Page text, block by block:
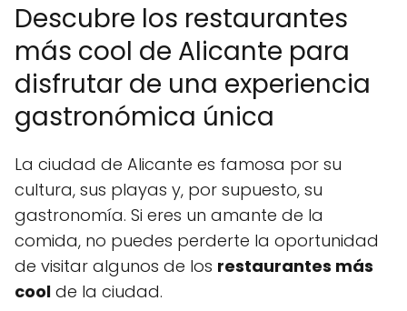
Descubre los restaurantes
más cool de Alicante para
disfrutar de una experiencia
gastronómica única
La ciudad de Alicante es famosa por su
cultura, sus playas y, por supuesto, su
gastronomía. Si eres un amante de la
comida, no puedes perderte la oportunidad
de visitar algunos de los restaurantes más
cool de la ciudad.